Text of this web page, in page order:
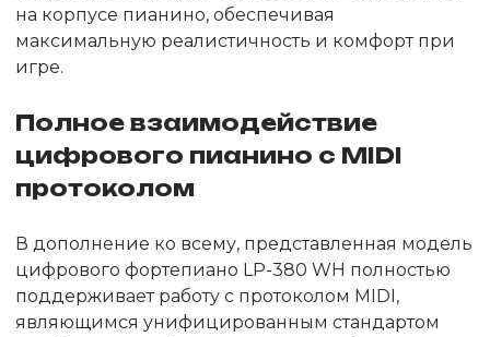
на корпусе пианино, обеспечивая
максимальную реалистичность и комфорт при
игре.
Полное взаимодействие
цифрового пианино с MIDI
протоколом
В дополнение ко всему, представленная модель
цифрового фортепиано LP-380 WH полностью
поддерживает работу с протоколом MIDI,
являющимся унифицированным стандартом